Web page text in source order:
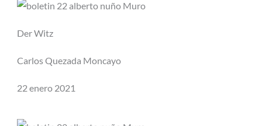
Der Witz
Carlos Quezada Moncayo
22 enero 2021